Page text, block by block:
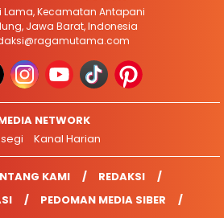
Lama, Kecamatan Antapani
Jawa Barat, Indonesia
NETWORK
Kanal Harian
KAMI
REDAKSI
PEDOMAN MEDIA SIBER